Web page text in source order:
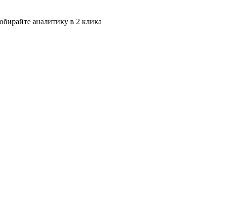
аналитику в 2 клика